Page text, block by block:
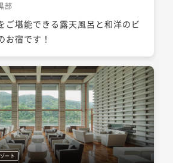
部
ご堪能できる露天風呂と和洋のビ
お宿です！
ート